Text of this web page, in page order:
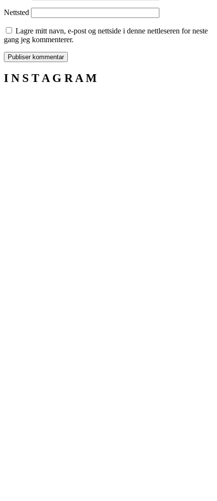
Nettsted
Lagre mitt navn, e-post og nettside i denne nettleseren for neste
gang jeg kommenterer.
I N S T A G R A M